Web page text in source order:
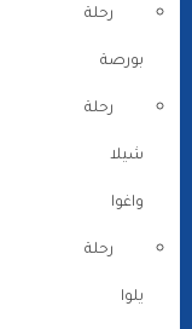
رحلة
بورصة
رحلة
شيلا
واغوا
رحلة
يلوا